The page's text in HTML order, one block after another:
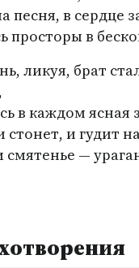
песня, в сердце
просторы в
ликуя, брат
в каждом ясная
стонет, и гудит
смятенье —